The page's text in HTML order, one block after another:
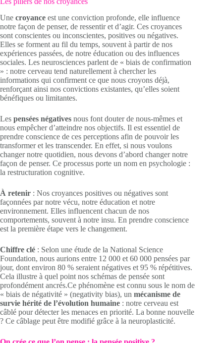
Une croyance est une conviction profonde, elle influence
notre façon de penser, de ressentir et d’agir. Ces croyances
sont conscientes ou inconscientes, positives ou négatives.
Elles se forment au fil du temps, souvent à partir de nos
expériences passées, de notre éducation ou des influences
sociales. Les neurosciences parlent de « biais de confirmation
» : notre cerveau tend naturellement à chercher les
informations qui confirment ce que nous croyons déjà,
renforçant ainsi nos convictions existantes, qu’elles soient
bénéfiques ou limitantes.
Les pensées négatives nous font douter de nous-mêmes et
nous empêcher d’atteindre nos objectifs. Il est essentiel de
prendre conscience de ces perceptions afin de pouvoir les
transformer et les transcender. En effet, si nous voulons
changer notre quotidien, nous devons d’abord changer notre
façon de penser. Ce processus porte un nom en psychologie :
la restructuration cognitive.
À retenir : Nos croyances positives ou négatives sont
façonnées par notre vécu, notre éducation et notre
environnement. Elles influencent chacun de nos
comportements, souvent à notre insu. En prendre conscience
est la première étape vers le changement.
Chiffre clé : Selon une étude de la National Science
Foundation, nous aurions entre 12 000 et 60 000 pensées par
jour, dont environ 80 % seraient négatives et 95 % répétitives.
Cela illustre à quel point nos schémas de pensée sont
profondément ancrés.Ce phénomène est connu sous le nom de
« biais de négativité » (negativity bias), un mécanisme de
survie hérité de l’évolution humaine : notre cerveau est
câblé pour détecter les menaces en priorité. La bonne nouvelle
? Ce câblage peut être modifié grâce à la neuroplasticité.